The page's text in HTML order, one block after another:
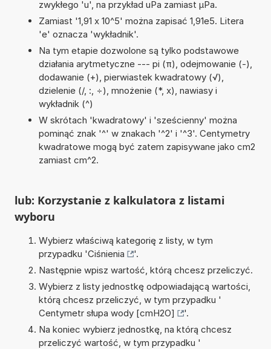
zwykłego 'u', na przykład uPa zamiast µPa.
Zamiast '1,91 x 10^5' można zapisać 1,91e5. Litera
'e' oznacza 'wykładnik'.
Na tym etapie dozwolone są tylko podstawowe
działania arytmetyczne --- pi (π), odejmowanie (-),
dodawanie (+), pierwiastek kwadratowy (√),
dzielenie (/, :, ÷), mnożenie (*, x), nawiasy i
wykładnik (^)
W skrótach 'kwadratowy' i 'sześcienny' można
pominąć znak '^' w znakach '^2' i '^3'. Centymetry
kwadratowe mogą być zatem zapisywane jako cm2
zamiast cm^2.
lub: Korzystanie z kalkulatora z listami
wyboru
Wybierz właściwą kategorię z listy, w tym
przypadku 'Ciśnienia
'.
Następnie wpisz wartość, którą chcesz przeliczyć.
Wybierz z listy jednostkę odpowiadającą wartości,
którą chcesz przeliczyć, w tym przypadku '
Centymetr słupa wody [cmH2O]
'.
Na koniec wybierz jednostkę, na którą chcesz
przeliczyć wartość, w tym przypadku '